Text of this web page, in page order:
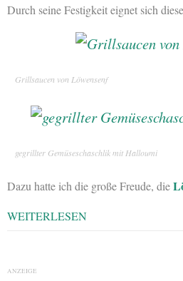
Durch seine Festigkeit eignet sich
Grillsaucen von Löwensenf
gegrillter Gemüseschaschlik mit Halloumi
Dazu hatte ich die große Freude, die
WEITERLESEN
ANZEIGE